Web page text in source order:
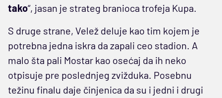
tako“, jasan je strateg branioca trofeja Kupa.
S druge strane, Velež deluje kao tim kojem je
potrebna jedna iskra da zapali ceo stadion. A
malo šta pali Mostar kao osećaj da ih neko
otpisuje pre poslednjeg zvižduka. Posebnu
težinu finalu daje činjenica da su i jedni i drugi